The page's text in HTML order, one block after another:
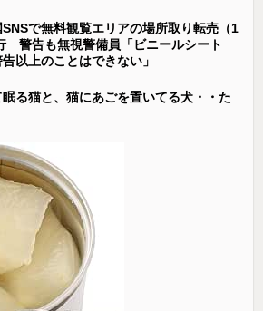
で無料観覧エリアの場所取り転売（1
警告も無視警備員「ビニールシート
以上のことはできない」
眠る猫と、猫にあごを置いてる犬・・た